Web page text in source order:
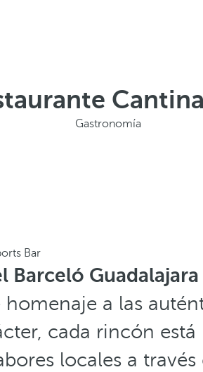
Gastronomía
Bar
Barceló
a las
cada rincón está
locales a